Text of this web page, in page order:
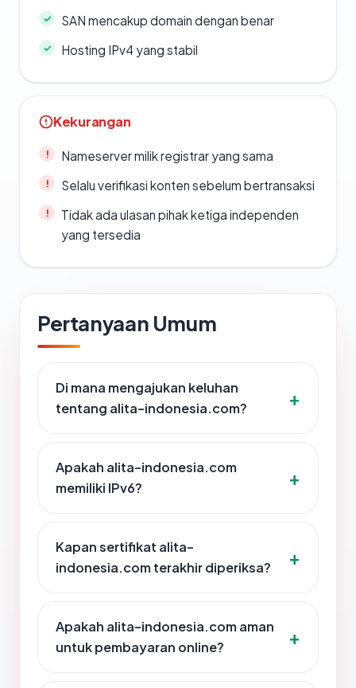
SAN mencakup domain dengan benar
Hosting IPv4 yang stabil
Kekurangan
Nameserver milik registrar yang sama
Selalu verifikasi konten sebelum bertransaksi
Tidak ada ulasan pihak ketiga independen
yang tersedia
Pertanyaan Umum
Di mana mengajukan keluhan
tentang alita-indonesia.com?
Apakah alita-indonesia.com
memiliki IPv6?
Kapan sertifikat alita-
indonesia.com terakhir diperiksa?
Apakah alita-indonesia.com aman
untuk pembayaran online?